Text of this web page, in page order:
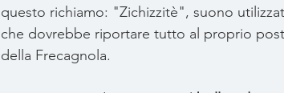
questo richiamo: "Zichizzitè", suono
che dovrebbe riportare tutto al proprio
della Frecagnola.